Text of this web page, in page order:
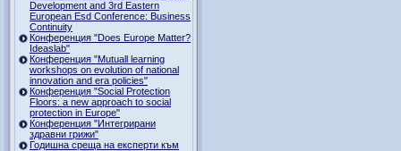
Development and 3rd Eastern
European Esd Conference: Business
Continuity
Конференция "Does Europe Matter?
Ideaslab"
Конференция "Mutuall learning
workshops on evolution of national
innovation and era policies"
Конференция "Social Protection
Floors: a new approach to social
protection in Europe"
Конференция "Интегрирани
здравни грижи"
Годишна среща на експерти към